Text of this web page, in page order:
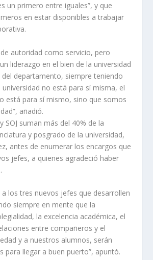
un primero entre iguales”, y que
en estar disponibles a trabajar
de autoridad como servicio, pero
liderazgo en el bien de la universidad
del departamento, siempre teniendo
universidad no está para sí misma, el
está para sí mismo, sino que somos
añadió.
SOJ suman más del 40% de la
y posgrado de la universidad,
antes de enumerar los encargos que
jefes, a quienes agradeció haber
a los tres nuevos jefes que desarrollen
siempre en mente que la
la excelencia académica, el
entre compañeros y el
y a nuestros alumnos, serán
para llegar a buen puerto”, apuntó.